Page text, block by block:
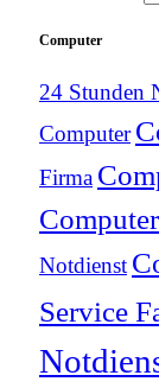
Computer
24 Stunden
Computer
Firma
Notdienst
Service